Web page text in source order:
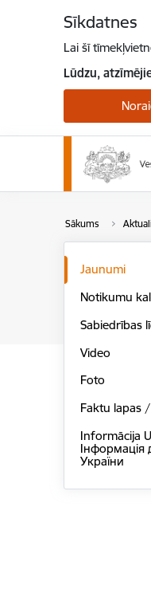
Sīkdatnes
Lai šī
Lūdzu,
Sākums
Jaunumi
Notikumu
Sabiedrības
Video
Foto
Faktu lapas
Informācija
Інформація
України